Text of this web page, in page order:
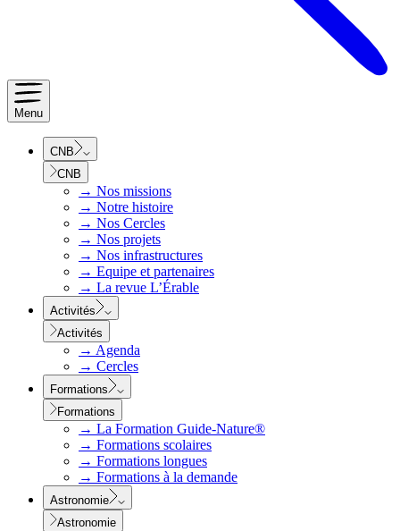
Menu
CNB
CNB
→ Nos missions
→ Notre histoire
→ Nos Cercles
→ Nos projets
→ Nos infrastructures
→ Equipe et partenaires
→ La revue L’Érable
Activités
Activités
→ Agenda
→ Cercles
Formations
Formations
→ La Formation Guide-Nature®
→ Formations scolaires
→ Formations longues
→ Formations à la demande
Astronomie
Astronomie